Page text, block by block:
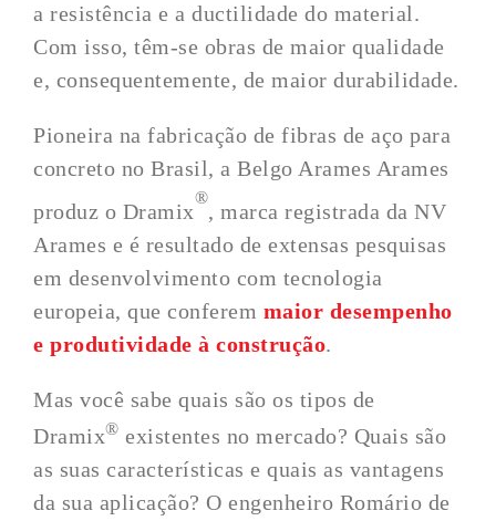
a resistência e a ductilidade do material.
Com isso, têm-se obras de maior qualidade
e, consequentemente, de maior durabilidade.
Pioneira na fabricação de fibras de aço para
concreto no Brasil, a Belgo Arames Arames
produz o Dramix
®
, marca registrada da NV
Arames e é resultado de extensas pesquisas
em desenvolvimento com tecnologia
europeia, que conferem maior desempenho
e produtividade à construção.
Mas você sabe quais são os tipos de
Dramix® existentes no mercado? Quais são
as suas características e quais as vantagens
da sua aplicação? O engenheiro Romário de